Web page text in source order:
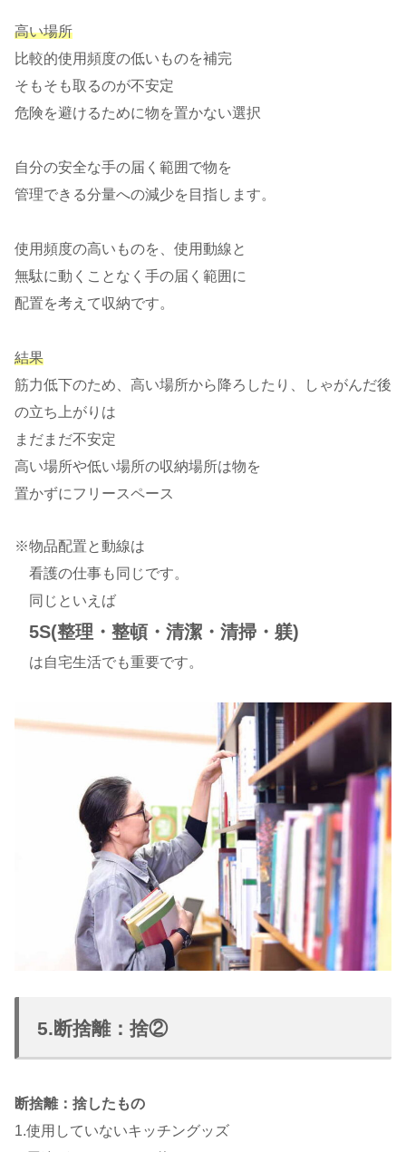
高い場所
比較的使用頻度の低いものを補完
そもそも取るのが不安定
危険を避けるために物を置かない選択
自分の安全な手の届く範囲で物を
管理できる分量への減少を目指します。
使用頻度の高いものを、使用動線と
無駄に動くことなく手の届く範囲に
配置を考えて収納です。
結果
筋力低下のため、高い場所から降ろしたり、しゃがんだ後
の立ち上がりは
まだまだ不安定
高い場所や低い場所の収納場所は物を
置かずにフリースペース
※物品配置と動線は
看護の仕事も同じです。
同じといえば
5S(整理・整頓・清潔・清掃・躾)
は自宅生活でも重要です。
5.断捨離：捨②
断捨離：捨したもの
1.使用していないキッチングッズ